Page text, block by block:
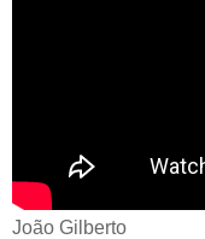
João Gilberto